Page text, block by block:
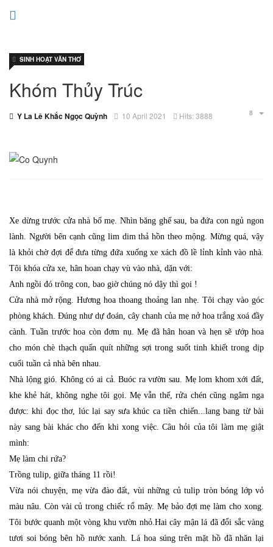
Khóm Thủy Trúc
Y La Lê Khắc Ngọc Quỳnh
SINH HOẠT VĂN THƠ
10 April 2021 Hits: 3888
Xe dừng trước cửa nhà bố mẹ. Nhìn băng ghế sau, ba đứa con ngủ ngon
lành. Người bên cạnh cũng lim dim thả hồn theo mộng. Mừng quá, vậy
là khỏi chờ đợi để đưa từng đứa xuống xe xách đồ lề lỉnh kỉnh vào nhà.
Tôi khóa cửa xe, hân hoan chạy vù vào nhà, dặn với:
Anh ngồi đó trông con, bao giờ chúng nó dậy thì gọi !
Cửa nhà mở rộng. Hương hoa thoang thoảng lan nhẹ. Tôi chạy vào góc
phòng khách. Ðúng như dự đoán, cây chanh của mẹ nở hoa trắng xoá đầy
cành. Tuần trước hoa còn đơm nụ. Mẹ đã hân hoan và hẹn sẽ ướp hoa
cho món chè thạch quấn quít những sợi trong suốt tinh khiết trong dịp
cuối tuần cả nhà bên nhau.
Nhà lộng gió. Không có ai cả. Buóc ra vườn sau. Mẹ lom khom xới đất,
khe khẻ hát, không nghe tôi gọi. Mẹ vẫn thế, rửa chén cũng ngâm nga
được: khi đọc thơ, lúc lại say sưa khúc ca tiền chiến...lang bang từ bài
này sang bài khác cho đến khi xong việc. Câu hỏi của tôi làm mẹ giật
mình:
Mẹ làm chi rứa?
Trồng tulip, giữa tháng 11 rồi!
Vừa nói chuyện, mẹ vừa đào đất, vùi những củ tulip tròn bóng lớp vỏ
màu nâu. Còn vài củ trong chiếc rổ mây. Mẹ bảo đợi mẹ làm cho xong.
Tôi bước quanh một vòng khu vườn nhỏ.Hai cây mận lá đã đổi sắc vàng
tươi soi bóng bên hồ nước xanh. Lá hoa súng trên mặt hồ đã nhăn lại